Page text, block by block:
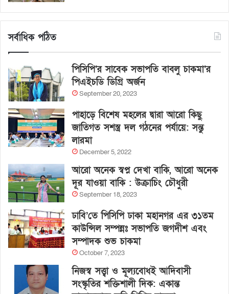
সর্বাধিক পঠিত
পিসিপি’র সাবেক সভাপতি বাবলু চাকমা’র
পিএইচডি ডিগ্রি অর্জন
September 20, 2023
পাহাড়ে বিশেষ মহলের দ্বারা আরো কিছু
জাতিগত সশস্ত্র দল গঠনের পর্যায়ে: সন্তু
লারমা
December 5, 2022
আরো অনেক স্বপ্ন দেখা বাকি, আরো অনেক
দূর যাওয়া বাকি : উক্রাচিং চৌধুরী
September 18, 2023
ঢাবি’তে পিসিপি ঢাকা মহানগর এর ৩১তম
কাউন্সিল সম্পন্নঃ সভাপতি জগদীশ এবং
সম্পাদক শুভ চাকমা
October 7, 2023
নিজস্ব সত্ত্বা ও মূল্যবোধই আদিবাসী
সংস্কৃতির শক্তিশালী দিক: একান্ত